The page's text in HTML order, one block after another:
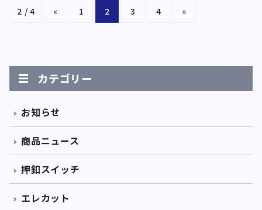
2 / 4 « 1 2 3 4 »
カテゴリー
お知らせ
商品ニュース
押釦スイッチ
エレカット